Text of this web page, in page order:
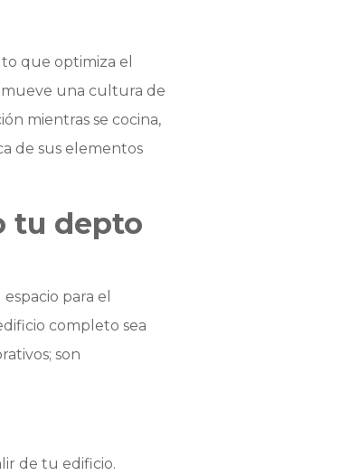
que optimiza el
una cultura de
mientras se cocina,
de sus elementos
tu depto
para el
completo sea
son
de tu edificio.